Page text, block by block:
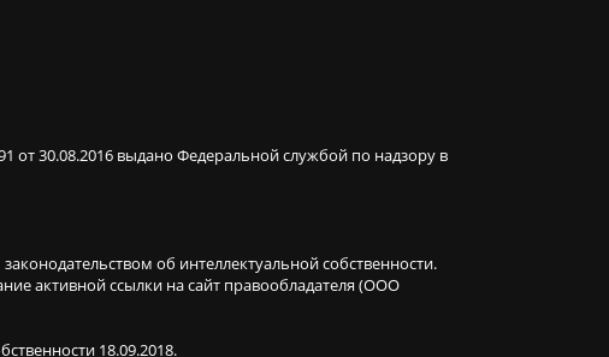
от 30.08.2016 выдано Федеральной службой по надзору в
об интеллектуальной собственности.
активной ссылки на сайт правообладателя (ООО
18.09.2018.